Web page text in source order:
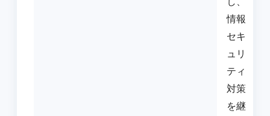
情報
セキ
ュリ
ティ
対策
を継